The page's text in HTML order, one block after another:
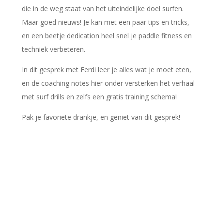
die in de weg staat van het uiteindelijke doel surfen.
Maar goed nieuws! Je kan met een paar tips en tricks,
en een beetje dedication heel snel je paddle fitness en
techniek verbeteren.
In dit gesprek met Ferdi leer je alles wat je moet eten,
en de coaching notes hier onder versterken het verhaal
met surf drills en zelfs een gratis training schema!
Pak je favoriete drankje, en geniet van dit gesprek!